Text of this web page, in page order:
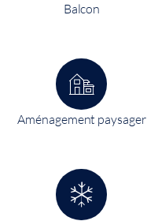
Balcon
Aménagement paysager